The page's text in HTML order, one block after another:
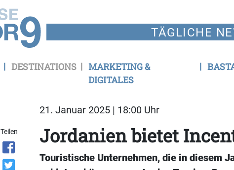
TÄGLICHE
DESTINATIONS
MARKETING &
DIGITALES
21. Januar 2025 | 18:00 Uhr
Teilen Jordanien bietet
Touristische Unternehmen, die in diesem